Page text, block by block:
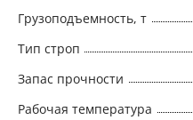
Грузоподъемность, т
Тип строп
Запас прочности
Рабочая температура